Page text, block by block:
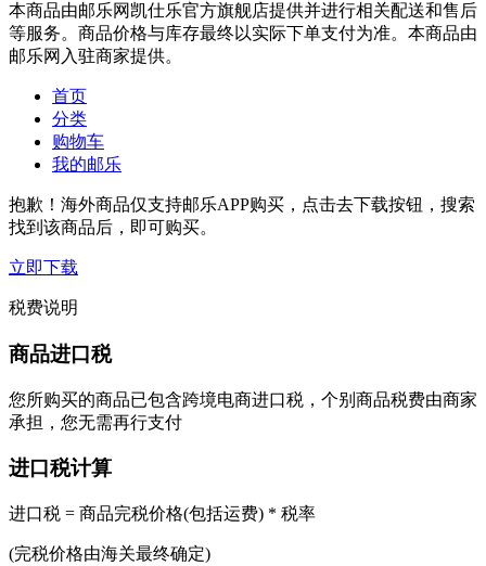
本商品由邮乐网凯仕乐官方旗舰店提供并进行相关配送和售后
等服务。商品价格与库存最终以实际下单支付为准。本商品由
邮乐网入驻商家提供。
首页
分类
购物车
我的邮乐
抱歉！海外商品仅支持邮乐APP购买，点击去下载按钮，搜索
找到该商品后，即可购买。
立即下载
税费说明
商品进口税
您所购买的商品已包含跨境电商进口税，个别商品税费由商家
承担，您无需再行支付
进口税计算
进口税 = 商品完税价格(包括运费) * 税率
(完税价格由海关最终确定)